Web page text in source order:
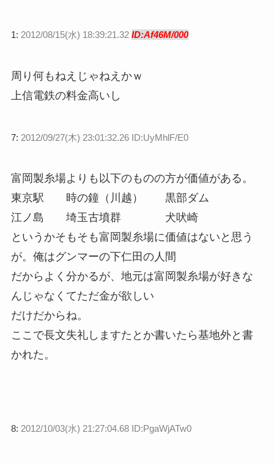
1: 2012/08/15(水) 18:39:21.32 ID:Af46M/000
周り何もねえじゃねえかｗ
上信電鉄の料金高いし
7: 2012/09/27(木) 23:01:32.26 ID:UyMhlF/E0
富岡製糸場よりも以下のものの方が価値がある。
東京駅 時の鐘（川越） 黒部ダム
江ノ島 埼玉古墳群 犬吠崎
というかそもそも富岡製糸場に価値はないと思う
が。俺はグンマーの下仁田の人間
だからよく分かるが、地元は富岡製糸場が好きな
んじゃなくてただ金が欲しい
だけだからね。
ここで長文失礼しますたとか書いたら基地外と書
かれた。
8: 2012/10/03(水) 21:27:04.68 ID:PgaWjATw0